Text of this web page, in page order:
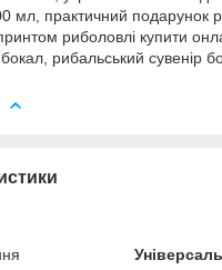
мл, практичний подарунок
риболовлі купити
рибальський сувенір